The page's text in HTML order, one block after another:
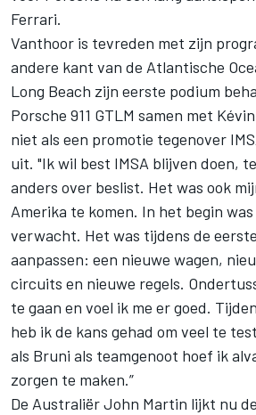
Ferrari.
Vanthoor is tevreden met zijn
andere kant van de Atlantische
Long Beach zijn eerste podium
Porsche 911 GTLM samen met
niet als een promotie tegenover
uit. "Ik wil best IMSA blijven doen,
anders over beslist. Het was ook
Amerika te komen. In het begin
verwacht. Het was tijdens de
aanpassen: een nieuwe wagen,
circuits en nieuwe regels.
te gaan en voel ik me er goed.
heb ik de kans gehad om veel te
als Bruni als teamgenoot hoef ik
zorgen te maken.”
De Australiër John Martin lijkt nu